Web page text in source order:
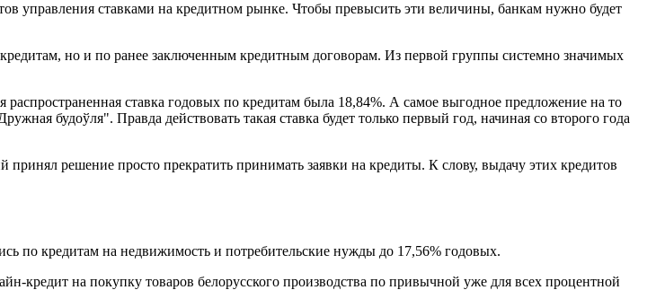
управления ставками на кредитном рынке. Чтобы превысить эти величины, банкам нужно будет
но и по ранее заключенным кредитным договорам. Из первой группы системно значимых
ставка годовых по кредитам была 18,84%. А самое выгодное предложение на то
будоўля". Правда действовать такая ставка будет только первый год, начиная со второго года
решение просто прекратить принимать заявки на кредиты. К слову, выдачу этих кредитов
по кредитам на недвижимость и потребительские нужды до 17,56% годовых.
кредит на покупку товаров белорусского производства по привычной уже для всех процентной